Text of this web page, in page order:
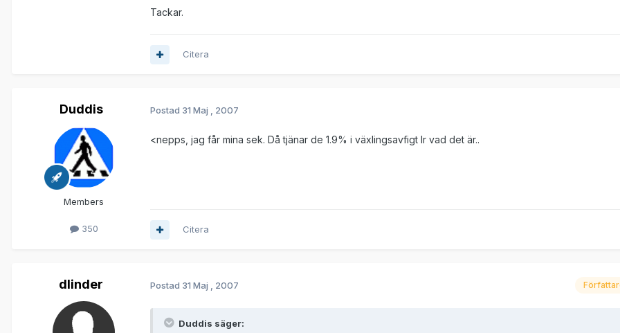
Tackar.
Citera
Duddis
Members
350
Postad 31 Maj , 2007
<nepps, jag får mina sek. Då tjänar de 1.9% i växlingsavfigt lr vad det är..
Citera
dlinder Postad 31 Maj , 2007
Duddis säger: